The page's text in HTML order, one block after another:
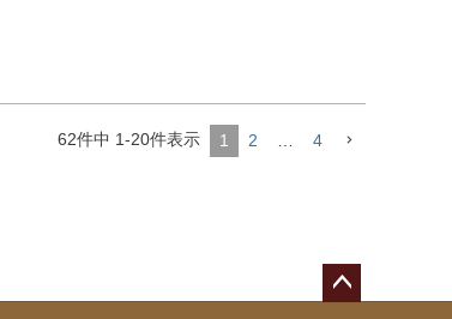
62件中 1-20件表示 1 2 4